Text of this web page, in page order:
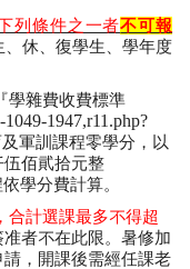
列條件之一者不可報
、休、復學生、學年度
學雜費收費標準
1947,r11.php?
及軍訓課程零學分，以
佰貮拾元整
學分費計算。
合計選課最多不得超
准者不在此限。暑修加
，開課後需經任課老